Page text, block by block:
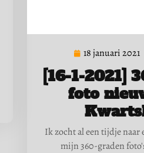
18 januari 2021
[16-1-2021]
foto
Ik zocht al een tijdje naar
mijn 360-graden